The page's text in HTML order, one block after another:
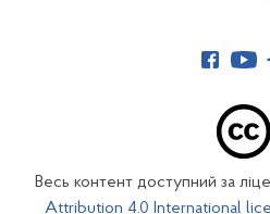
Весь контент доступний за
Attribution 4.0 International